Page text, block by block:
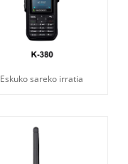
Eskuko sareko irratia